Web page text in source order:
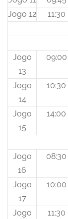
Jogo 12
11:30
Jogo
13
09:00
Jogo
14
10:30
Jogo
15
14:00
Jogo
16
08:30
Jogo
17
10:00
Jogo
11:30